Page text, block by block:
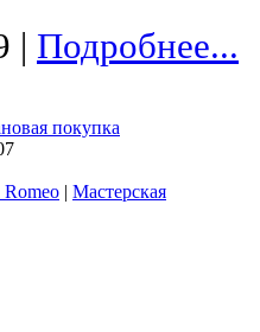
| Подробнее...
покупка
| Мастерская